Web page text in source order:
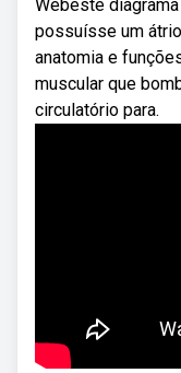
Webeste
possuísse um
anatomia e
muscular que
circulatório para.